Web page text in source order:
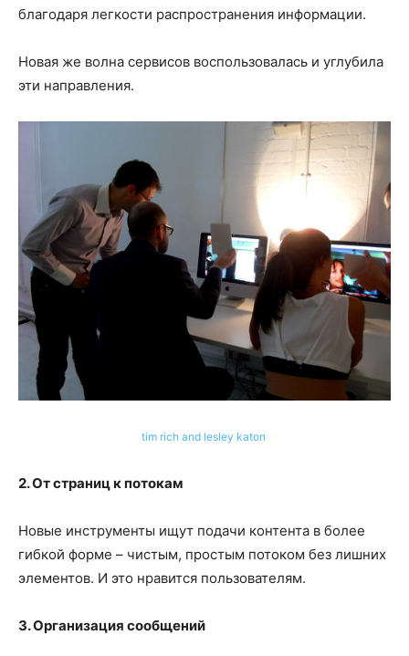
благодаря легкости распространения информации.
Новая же волна сервисов воспользовалась и углубила
эти направления.
tim rich and lesley katon
2. От страниц к потокам
Новые инструменты ищут подачи контента в более
гибкой форме – чистым, простым потоком без лишних
элементов. И это нравится пользователям.
3. Организация сообщений